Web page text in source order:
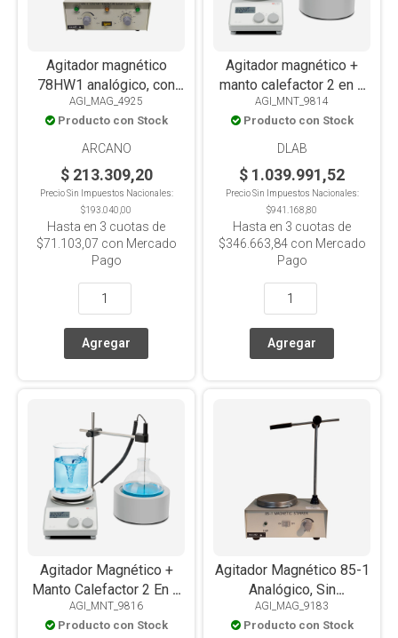
Agitador magnético
78HW1 analógico, con
calefacción, con sonda,
2L
AGI_MAG_4925
Producto con Stock
ARCANO
$ 213.309,20
Precio Sin Impuestos Nacionales:
$193.040,00
Hasta en 3 cuotas de
$71.103,07 con Mercado
Pago
Agitador magnético +
manto calefactor 2 en 1
MS-H280-F100 digital,
LCD, con sensor, 280°C,
para balón 100ml
AGI_MNT_9814
Producto con Stock
DLAB
$ 1.039.991,52
Precio Sin Impuestos Nacionales:
$941.168,80
Hasta en 3 cuotas de
$346.663,84con Mercado
Pago
Agitador Magnético +
Manto Calefactor 2 En 1
Ms-H280-F250 Digital,
LCD, Con Sensor, 280°C,
AGI_MNT_9816
Producto con Stock
Agitador Magnético 85-1
Analógico, Sin
Calefacción, 2L
AGI_MAG_9183
Producto con Stock